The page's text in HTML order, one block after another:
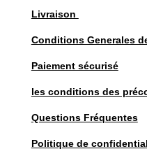
Livraison
Conditions Generales
Paiement sécurisé
les conditions des
Questions Fréquentes
Politique de